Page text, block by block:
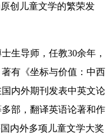
创儿童文学的繁荣发
导师，任教30余年，
有《坐标与价值：中西
内外期刊发表中英文论
部，翻译英语论著和作
内外多项儿童文学大奖